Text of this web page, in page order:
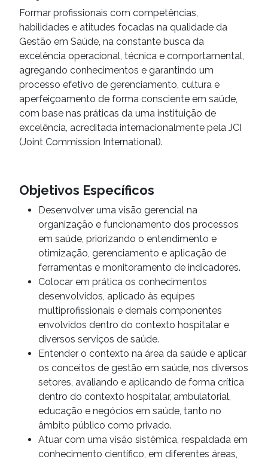
Formar profissionais com competências,
habilidades e atitudes focadas na qualidade da
Gestão em Saúde, na constante busca da
excelência operacional, técnica e comportamental,
agregando conhecimentos e garantindo um
processo efetivo de gerenciamento, cultura e
aperfeiçoamento de forma consciente em saúde,
com base nas práticas da uma instituição de
excelência, acreditada internacionalmente pela JCI
(Joint Commission International).
Objetivos Específicos
Desenvolver uma visão gerencial na
organização e funcionamento dos processos
em saúde, priorizando o entendimento e
otimização, gerenciamento e aplicação de
ferramentas e monitoramento de indicadores.
Colocar em prática os conhecimentos
desenvolvidos, aplicado às equipes
multiprofissionais e demais componentes
envolvidos dentro do contexto hospitalar e
diversos serviços de saúde.
Entender o contexto na área da saúde e aplicar
os conceitos de gestão em saúde, nos diversos
setores, avaliando e aplicando de forma crítica
dentro do contexto hospitalar, ambulatorial,
educação e negócios em saúde, tanto no
âmbito público como privado.
Atuar com uma visão sistêmica, respaldada em
conhecimento científico, em diferentes áreas,